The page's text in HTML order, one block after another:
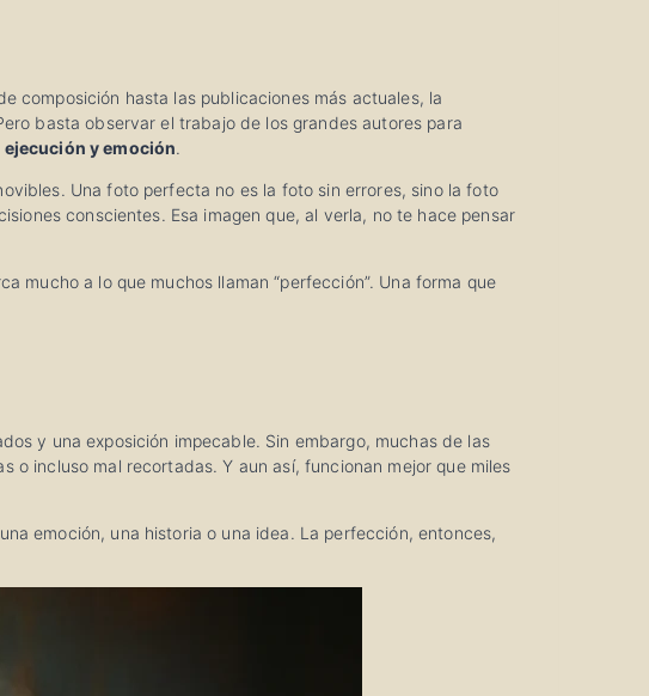
composición hasta las publicaciones más actuales, la
basta observar el trabajo de los grandes autores para
y emoción.
Una foto perfecta no es la foto sin errores, sino la foto
conscientes. Esa imagen que, al verla, no te hace pensar
a lo que muchos llaman “perfección”. Una forma que
y una exposición impecable. Sin embargo, muchas de las
incluso mal recortadas. Y aun así, funcionan mejor que miles
emoción, una historia o una idea. La perfección, entonces,